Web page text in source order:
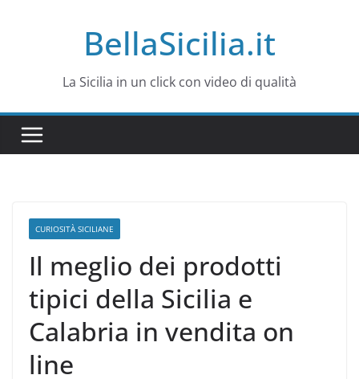
BellaSicilia.it
La Sicilia in un click con video di qualità
CURIOSITÀ SICILIANE
Il meglio dei prodotti
tipici della Sicilia e
Calabria in vendita on
line